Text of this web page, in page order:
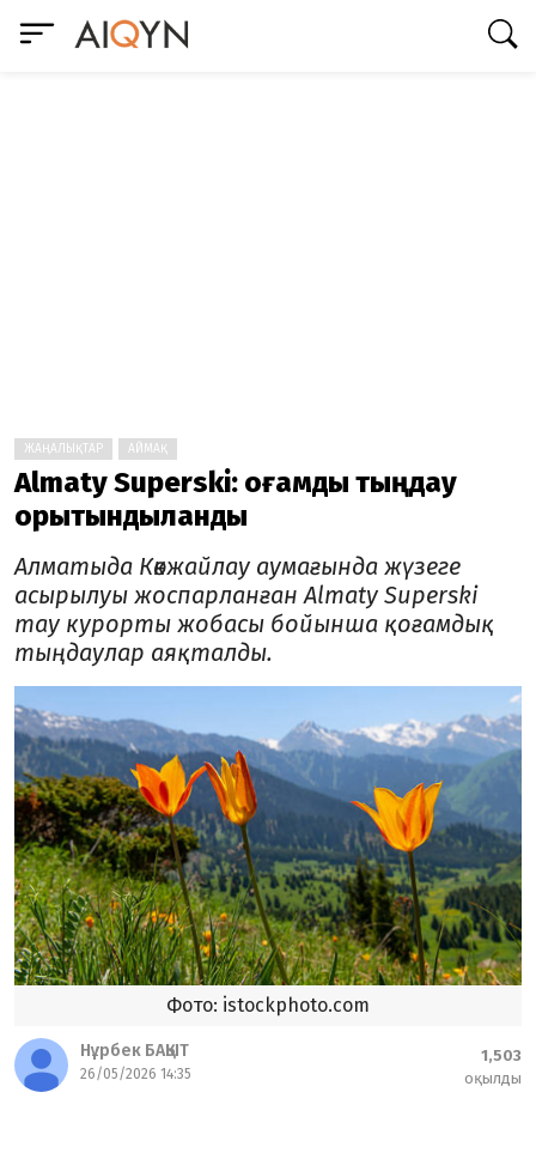
ЖАҢАЛЫҚТАР АЙМАҚ
Almaty Superski: қоғамдық тыңдау
қорытындыланды
Алматыда Көкжайлау аумағында жүзеге
асырылуы жоспарланған Almaty Superski
тау курорты жобасы бойынша қоғамдық
тыңдаулар аяқталды.
Фото: istockphoto.com
Нұрбек БАҚЫТ
26/05/2026 14:35
1,503
оқылды